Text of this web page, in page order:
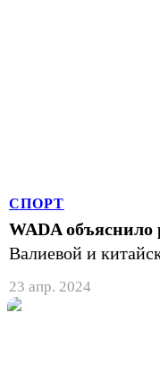
СПОРТ
WADA
Валиевой и
23 апр. 2024